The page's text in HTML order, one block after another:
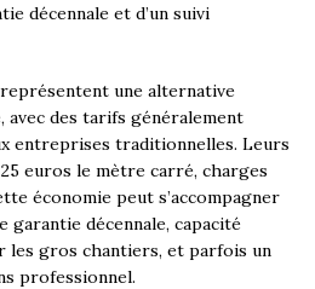
décennale et d’un suivi
une alternative
avec des tarifs généralement
entreprises traditionnelles. Leurs
euros le mètre carré, charges
économie peut s’accompagner
garantie décennale, capacité
les gros chantiers, et parfois un
professionnel.